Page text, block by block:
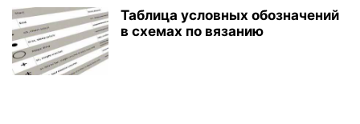
Таблица условных обозначений
в схемах по вязанию